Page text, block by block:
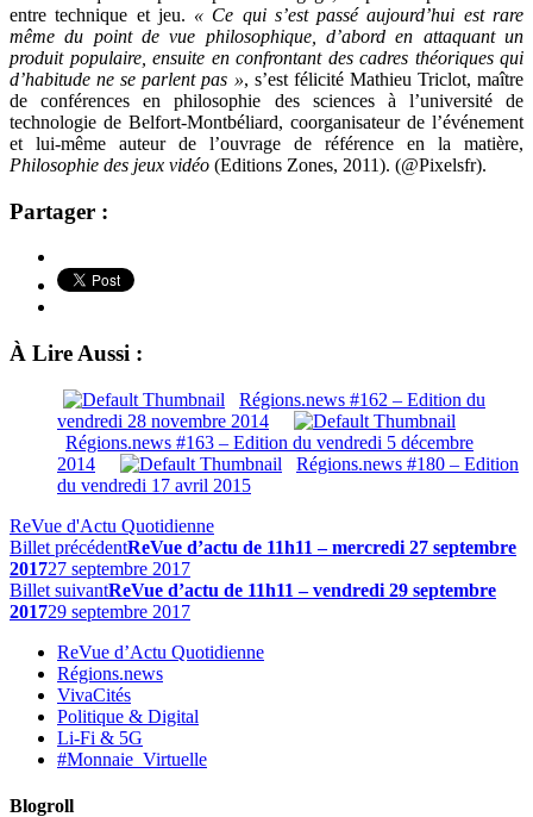
entre technique et jeu. « Ce qui s’est passé aujourd’hui est rare
même du point de vue philosophique, d’abord en attaquant un
produit populaire, ensuite en confrontant des cadres théoriques qui
d’habitude ne se parlent pas », s’est félicité Mathieu Triclot, maître
de conférences en philosophie des sciences à l’université de
technologie de Belfort-Montbéliard, coorganisateur de l’événement
et lui-même auteur de l’ouvrage de référence en la matière,
Philosophie des jeux vidéo (Editions Zones, 2011). (@Pixelsfr).
Partager :
À Lire Aussi :
Régions.news #162 – Edition du
vendredi 28 novembre 2014
Régions.news #163 – Edition du vendredi 5 décembre
2014
Régions.news #180 – Edition
du vendredi 17 avril 2015
ReVue d'Actu Quotidienne
Billet précédentReVue d’actu de 11h11 – mercredi 27 septembre
201727 septembre 2017
Billet suivantReVue d’actu de 11h11 – vendredi 29 septembre
201729 septembre 2017
ReVue d’Actu Quotidienne
Régions.news
VivaCités
Politique & Digital
Li-Fi & 5G
#Monnaie_Virtuelle
Blogroll